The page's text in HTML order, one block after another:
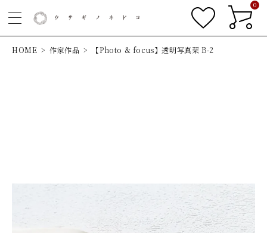
0
HOME 作家作品 【Photo & focus】透明写真栞 B-2